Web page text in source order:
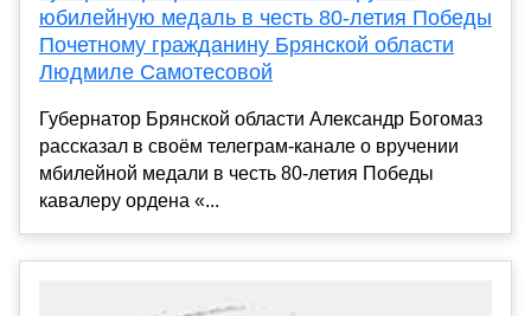
юбилейную медаль в честь 80-летия Победы
Почетному гражданину Брянской области
Людмиле Самотесовой
Губернатор Брянской области Александр Богомаз
рассказал в своём телеграм-канале о вручении
мбилейной медали в честь 80-летия Победы
кавалеру ордена «...